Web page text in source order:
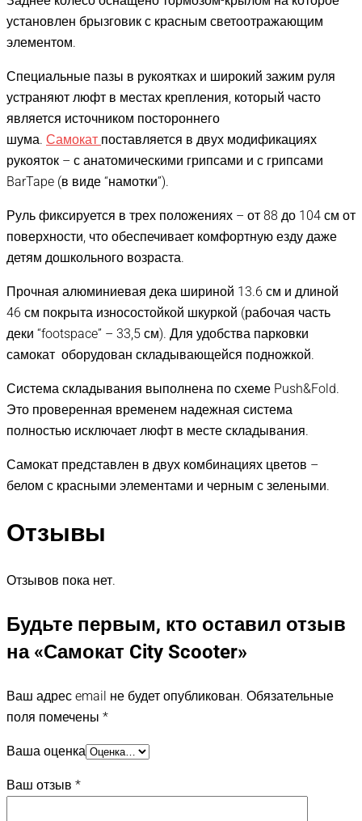
установлен брызговик с красным светоотражающим
элементом.
Специальные пазы в рукоятках и широкий зажим руля
устраняют люфт в местах крепления, который часто
является источником постороннего
шума. Самокат поставляется в двух модификациях
рукояток – с анатомическими грипсами и с грипсами
BarTape (в виде “намотки”).
Руль фиксируется в трех положениях – от 88 до 104 см от
поверхности, что обеспечивает комфортную езду даже
детям дошкольного возраста.
Прочная алюминиевая дека шириной 13.6 см и длиной
46 см покрыта износостойкой шкуркой (рабочая часть
деки “footspace” – 33,5 см). Для удобства парковки
самокат оборудован складывающейся подножкой.
Система складывания выполнена по схеме Push&Fold.
Это проверенная временем надежная система
полностью исключает люфт в месте складывания.
Самокат представлен в двух комбинациях цветов –
белом с красными элементами и черным с зелеными.
Отзывы
Отзывов пока нет.
Будьте первым, кто оставил отзыв
на «Самокат City Scooter»
Ваш адрес email не будет опубликован. Обязательные
поля помечены *
Ваша оценка
Ваш отзыв *